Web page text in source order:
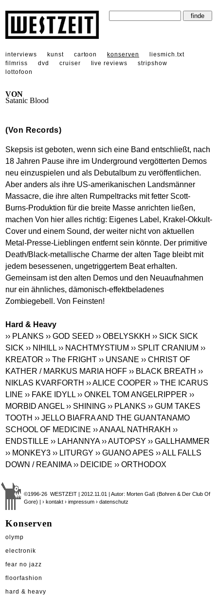
interviews kunst cartoon konserven
liesmich.txt
filmriss
dvd cruiser live reviews
stripshow
lottofoon
VON
Satanic Blood
(Von Records)
Skepsis ist geboten, wenn sich eine Band entschließt, nach
18 Jahren Pause ihre im Underground vergötterten Demos
neu einzuspielen und als Debutalbum zu veröffentlichen.
Aber anders als ihre US-amerikanischen Landsmänner
Massacre, die ihre alten Rumpeltracks mit fetter Scott-
Burns-Produktion für die breite Masse anrichten ließen,
machen Von hier alles richtig: Eigenes Label, Krakel-Okkult-
Cover und einem Sound, der weiter nicht von aktuellen
Metal-Presse-Lieblingen entfernt sein könnte. Der primitive
Death/Black-metallische Charme der alten Tage bleibt mit
jedem besessenen, ungetriggertem Beat erhalten.
Gemeinsam ist den alten Demos und den Neuaufnahmen
nur ein ähnliches, dämonisch-effektbeladenes
Zombiegebell. Von Feinsten!
Hard & Heavy
›› PLANKS ›› GOD SEED ›› OBELYSKKH ›› SICK SICK
SICK ›› NIHILL ›› NACHTMYSTIUM ›› SPLIT CRANIUM ››
KREATOR ›› The FRIGHT ›› UNSANE ›› CHRIST OF
KATHER / MARKUS MARIA HOFF ›› BLACK BREATH ››
NIKLAS KVARFORTH ›› ALICE COOPER ›› THE ICARUS
LINE ›› FAKE IDYLL ›› ONKEL TOM ANGELRIPPER ››
MORBID ANGEL ›› SHINING ›› PLANKS ›› GUM TAKES
TOOTH ›› JELLO BIAFRA AND THE GUANTANAMO
SCHOOL OF MEDICINE ›› ANAAL NATHRAKH ››
ENDSTILLE ›› LAHANNYA ›› AUTOPSY ›› GALLHAMMER
›› MONKEY3 ›› LITURGY ›› GUANO APES ›› ALL FALLS
DOWN / REANIMA ›› DEICIDE ›› ORTHODOX
©1996-26 WESTZEIT | 2012.11.01 | Autor: Morten Gaß (Bohren & Der Club Of
Gore) |› kontakt › impressum › datenschutz
Konserven
olymp
electronik
fear no jazz
floorfashion
hard & heavy